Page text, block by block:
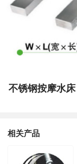
不锈钢按摩水床
相关产品